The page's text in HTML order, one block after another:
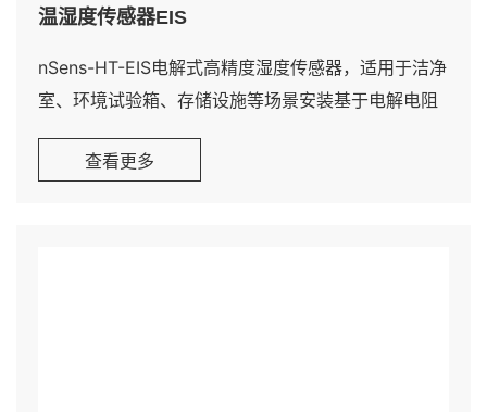
温湿度传感器EIS
nSens-HT-EIS电解式高精度湿度传感器，适用于洁净
室、环境试验箱、存储设施等场景安装基于电解电阻
式测量技术的数字式温湿度传感器，内置NTC温度传
感器。适用于所有对高精度、快速响应和长期稳定性
查看更多